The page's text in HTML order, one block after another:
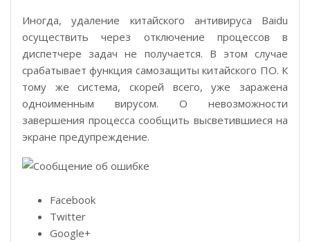
Иногда, удаление китайского антивируса Baidu
осуществить через отключение процессов в
диспетчере задач не получается. В этом случае
срабатывает функция самозащиты китайского ПО. К
тому же система, скорей всего, уже заражена
одноименным вирусом. О невозможности
завершения процесса сообщить высветившиеся на
экране предупреждение.
Facebook
Twitter
Google+